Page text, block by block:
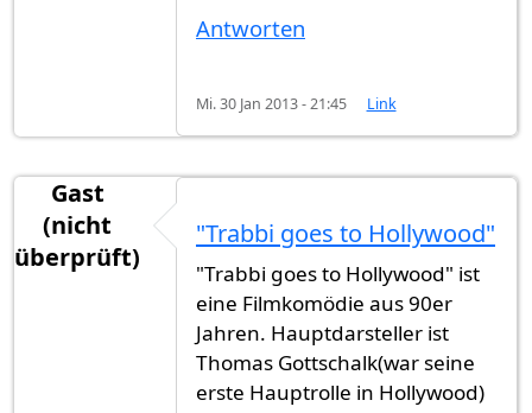
Antworten
Mi. 30 Jan 2013 - 21:45 Link
Gast
(nicht
überprüft)
"Trabbi goes to Hollywood"
"Trabbi goes to Hollywood" ist
eine Filmkomödie aus 90er
Jahren. Hauptdarsteller ist
Thomas Gottschalk(war seine
erste Hauptrolle in Hollywood)